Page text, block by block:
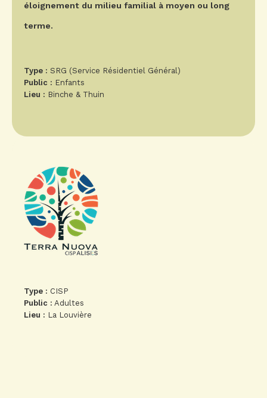
éloignement du milieu familial à moyen ou long
terme.
Type : SRG (Service Résidentiel Général)
Public : Enfants
Lieu : Binche & Thuin
Type : CISP
Public : Adultes
Lieu : La Louvière